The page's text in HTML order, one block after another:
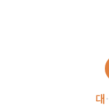
대·